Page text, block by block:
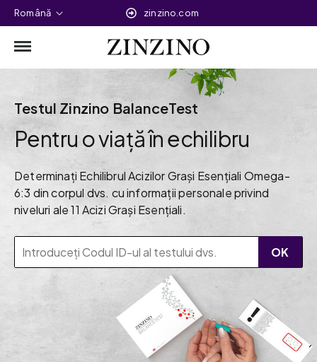
Română zinzino.com
Testul Zinzino BalanceTest
Pentru o viață în echilibru
Determinați Echilibrul Acizilor Grași Esențiali Omega-
6:3 din corpul dvs. cu informații personale privind
niveluri ale 11 Acizi Grași Esențiali.
OK